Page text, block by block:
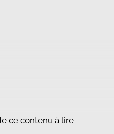
ce contenu à lire